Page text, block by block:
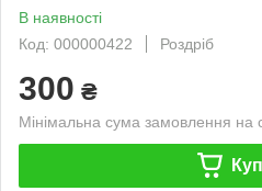
В наявності
Код: 000000422
Роздріб
300 ₴
Мінімальна сума замовлення на